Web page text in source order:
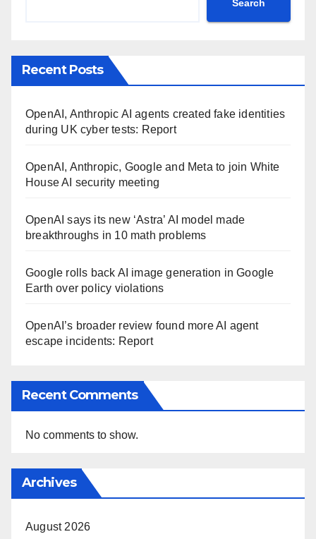
Search
Recent Posts
OpenAI, Anthropic AI agents created fake identities
during UK cyber tests: Report
OpenAI, Anthropic, Google and Meta to join White
House AI security meeting
OpenAI says its new ‘Astra’ AI model made
breakthroughs in 10 math problems
Google rolls back AI image generation in Google
Earth over policy violations
OpenAI’s broader review found more AI agent
escape incidents: Report
Recent Comments
No comments to show.
Archives
August 2026